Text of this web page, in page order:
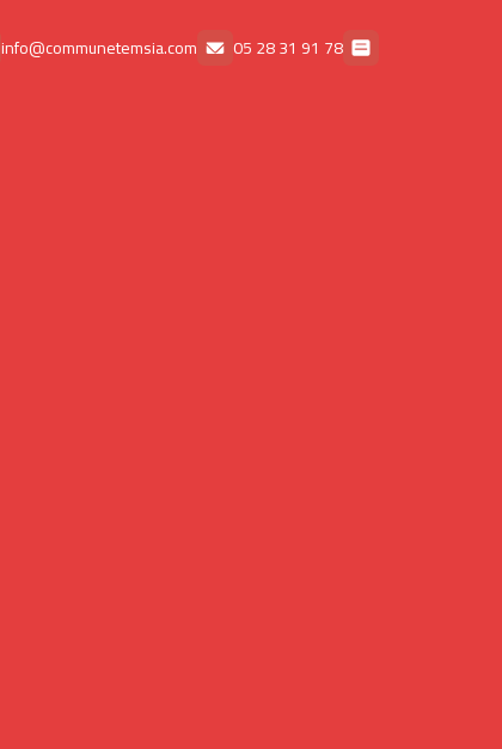
78 91 31 28 05
info@communetemsia.com